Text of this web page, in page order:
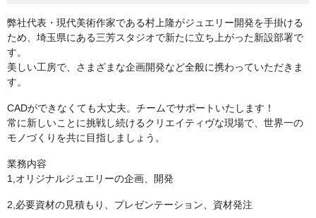
弊社代表・現代美術作家である村上隆がジュエリー開発を手掛ける
ため、埼玉県にある三芳スタジオで新たに立ち上がった新設部署で
す。
美しい工房で、さまざまな企画開発など全般に携わっていただきま
す。
CADができなくても大丈夫。チームでサポートいたします！
常に新しいことに挑戦し続けるクリエイティヴな現場で、世界一の
モノづくりを共に目指しましょう。
業務内容
1,オリジナルジュエリーの企画、開発
2,必要資材の見積もり、プレゼンテーション、資材発注